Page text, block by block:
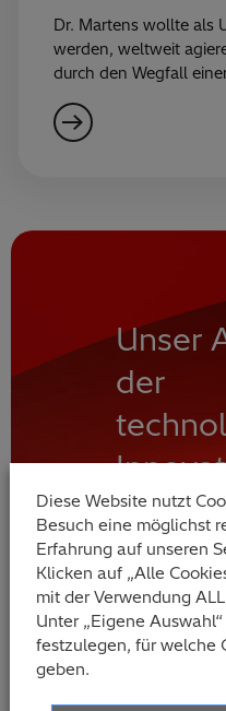
Dr. Martens wollte als
werden, weltweit
durch den Wegfall
Unser
der
den
den
er Ihre
Diese Website nutzt
Besuch eine möglichst
Erfahrung auf unseren
Klicken auf „Alle
mit der Verwendung
Unter „Eigene
festzulegen, für welche
geben.